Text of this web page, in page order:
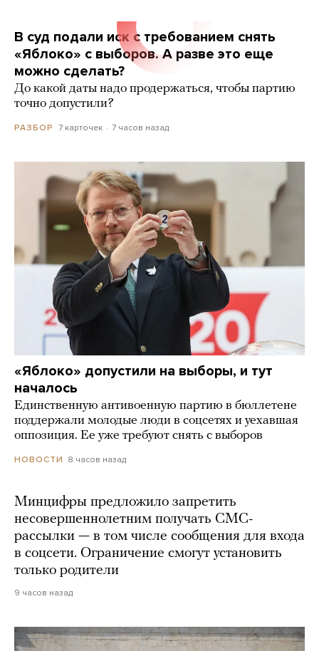
В суд подали иск с требованием снять
«Яблоко» с выборов. А разве это еще
можно сделать?
До какой даты надо продержаться, чтобы партию
точно допустили?
РАЗБОР 7 карточек 7 часов назад
«Яблоко» допустили на выборы, и тут
началось
Единственную антивоенную партию в бюллетене
поддержали молодые люди в соцсетях и уехавшая
оппозиция. Ее уже требуют снять с выборов
НОВОСТИ 8 часов назад
Минцифры предложило запретить
несовершеннолетним получать СМС-
рассылки — в том числе сообщения для входа
в соцсети. Ограничение смогут установить
только родители
9 часов назад